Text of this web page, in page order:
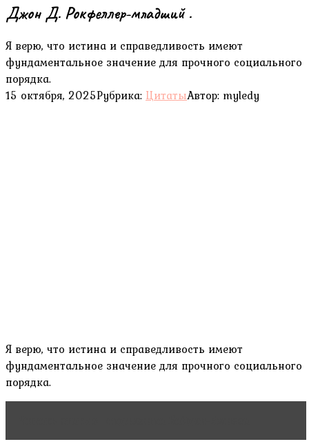
Джон Д. Рокфеллер-младший .
Я верю, что истина и справедливость имеют
фундаментальное значение для прочного социального
порядка.
15 октября, 2025Рубрика: ЦитатыАвтор: myledy
Я верю, что истина и справедливость имеют
фундаментальное значение для прочного социального
порядка.